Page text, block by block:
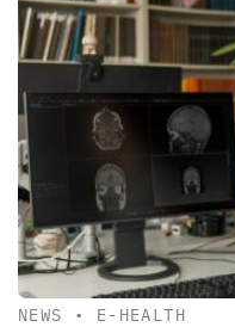
NEWS • E-HEALTH